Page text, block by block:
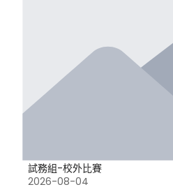
試務組-校外比賽
2026-08-04